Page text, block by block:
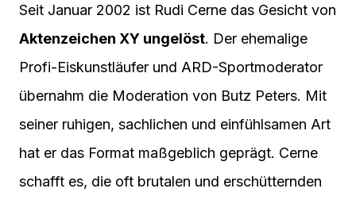
Seit Januar 2002 ist Rudi Cerne das Gesicht von
Aktenzeichen XY ungelöst. Der ehemalige
Profi-Eiskunstläufer und ARD-Sportmoderator
übernahm die Moderation von Butz Peters. Mit
seiner ruhigen, sachlichen und einfühlsamen Art
hat er das Format maßgeblich geprägt. Cerne
schafft es, die oft brutalen und erschütternden